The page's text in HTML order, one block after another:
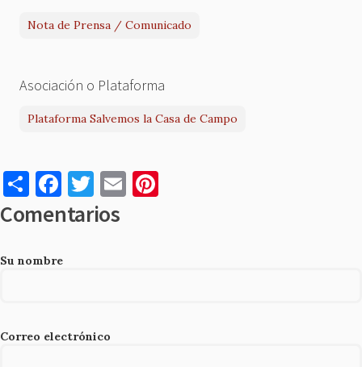
Nota de Prensa / Comunicado
Asociación o Plataforma
Plataforma Salvemos la Casa de Campo
S
h
ar
e
F
a
c
e
o
T
w
it
E
m
Comentarios
Su nombre
Correo electrónico